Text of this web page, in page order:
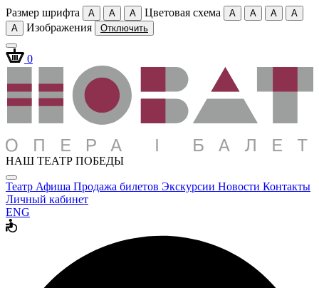
Размер шрифта A A A Цветовая схема A A A
A
A
Изображения Отключить
0
НАШ ТЕАТР ПОБЕДЫ
Театр Афиша Продажа билетов Экскурсии Новости Контакты
Личный кабинет
ENG